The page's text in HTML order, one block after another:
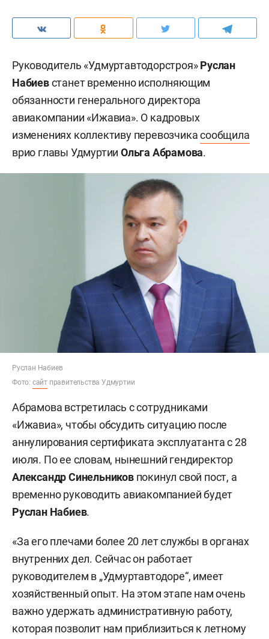
Руководитель «Удмуртавтодорстроя»Руслан
Набиевстанет временно исполняющим
обязанности генерального директора
авиакомпании «Ижавиа». О кадровых
изменениях коллективу перевозчикасообщила
врио главы УдмуртииОльга Абрамова.
Руслан Набиев
Фото: сайт правительства Удмуртии
Абрамова встретилась с сотрудниками
«Ижавиа», чтобы обсудить ситуацию после
аннулирования сертификата эксплуатанта с 28
июля. По ее словам, нынешний гендиректор
Александр Синельниковпокинул свой пост, а
временно руководить авиакомпанией будет
Руслан Набиев.
«За его плечами более 20 лет службы в органах
внутренних дел. Сейчас он работает
руководителем в „Удмуртавтодоре“, имеет
хозяйственный опыт. На этом этапе нам очень
важно удержать административную работу,
которая позволит нам приблизиться к летному